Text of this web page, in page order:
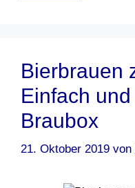
Bierbrauen
Einfach
Braubox
21. Oktober 2019 von